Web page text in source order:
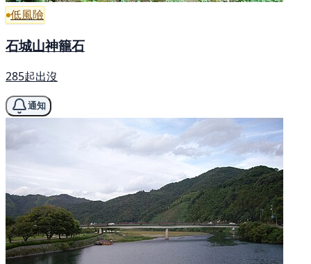
低風險
石城山神籠石
285起出沒
通知